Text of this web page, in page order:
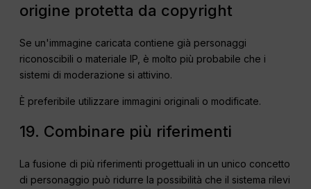
origine protetta da copyright
Se un'immagine caricata contiene già personaggi
riconoscibili o materiale IP, è molto più probabile che i
sistemi di moderazione si attivino.
È preferibile utilizzare immagini originali o modificate.
19. Combinare più riferimenti
La fusione di più riferimenti progettuali in un unico concetto
di personaggio può ridurre la possibilità che il sistema rilevi